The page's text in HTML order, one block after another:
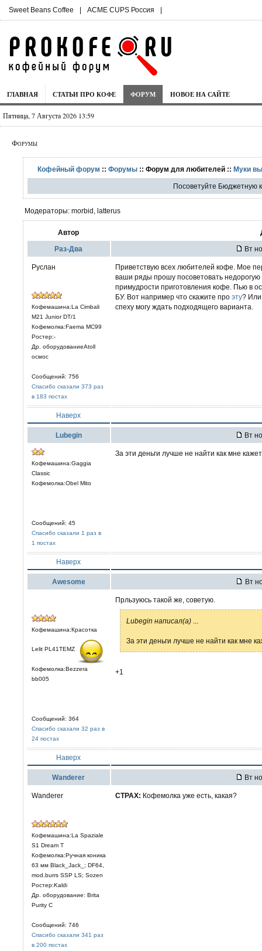
Sweet Beans Coffee | ACME CUPS Россия |
ГЛАВНАЯ СТАТЬИ ПРО КОФЕ ФОРУМ НОВОЕ НА САЙТЕ
Пятница, 7 Августа 2026 13:59
Форумы
Кофейный форум ::Форумы :: Форум для любителей ::Муки
Посоветуйте Бюджетную
Модераторы: morbid, latterus
Автор
Раз-Два Вт
Руслан
Кофемашина:La Cimbali
M21 Junior DT/1
Кофемолка:Faema MC99
Ростер:-
Др. оборудованиеAtoll
осмос
Сообщений: 756
Спасибо сказали 373 раз
в 183 постах
Приветствую всех любителей кофе. Мое
ваши ряды прошу посоветовать недорогую
примудрости приготовления кофе. Пью в
БУ. Вот например что скажите про эту? Или
спеху могу ждать подходящего варианта.
Наверх
Lubegin Вт
Кофемашина:Gaggia
Classic
Кофемолка:Obel Mito
Сообщений: 45
Спасибо сказали 1 раз в
1 постах
За эти деньги лучше не найти как мне
Наверх
Awesome Вт
Кофемашина:Красотка
Lelit PL41TEMZ
Кофемолка:Bezzera
bb005
Сообщений: 364
Спасибо сказали 32 раз в
24 постах
Прльзуюсь такой же, советую.
Lubegin написал(а)
За эти деньги лучше не найти как мне
+1
Наверх
Wanderer Вт
Wanderer
Кофемашина:La Spaziale
S1 Dream T
Кофемолка:Ручная коника
63 мм Black_Jack_; DF64,
mod.burrs SSP LS; Sozen
Ростер:Kaldi
Др. оборудование: Brita
Purity C
Сообщений: 746
Спасибо сказали 341 раз
в 200 постах
CTPAX: Кофемолка уже есть, какая?